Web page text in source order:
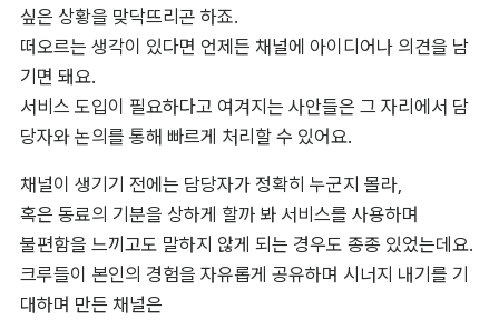
싶은 상황을 맞닥뜨리곤 하죠.
떠오르는 생각이 있다면 언제든 채널에 아이디어나 의견을 남
기면 돼요.
서비스 도입이 필요하다고 여겨지는 사안들은 그 자리에서 담
당자와 논의를 통해 빠르게 처리할 수 있어요.
채널이 생기기 전에는 담당자가 정확히 누군지 몰라,
혹은 동료의 기분을 상하게 할까 봐 서비스를 사용하며
불편함을 느끼고도 말하지 않게 되는 경우도 종종 있었는데요.
크루들이 본인의 경험을 자유롭게 공유하며 시너지 내기를 기
대하며 만든 채널은